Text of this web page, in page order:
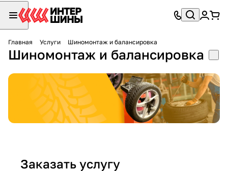
Главная Услуги Шиномонтаж и балансировка
Шиномонтаж и балансировка
Заказать услугу